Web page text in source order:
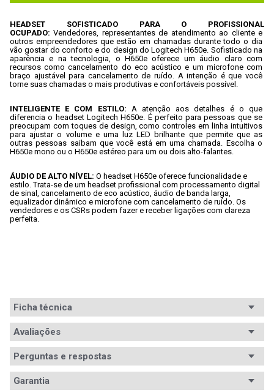
HEADSET SOFISTICADO PARA O PROFISSIONAL
OCUPADO: Vendedores, representantes de atendimento ao cliente e
outros empreendedores que estão em chamadas durante todo o dia
vão gostar do conforto e do design do Logitech H650e. Sofisticado na
aparência e na tecnologia, o H650e oferece um áudio claro com
recursos como cancelamento do eco acústico e um microfone com
braço ajustável para cancelamento de ruído. A intenção é que você
torne suas chamadas o mais produtivas e confortáveis possível.
INTELIGENTE E COM ESTILO: A atenção aos detalhes é o que
diferencia o headset Logitech H650e. É perfeito para pessoas que se
preocupam com toques de design, como controles em linha intuitivos
para ajustar o volume e uma luz LED brilhante que permite que as
outras pessoas saibam que você está em uma chamada. Escolha o
H650e mono ou o H650e estéreo para um ou dois alto-falantes.
ÁUDIO DE ALTO NÍVEL: O headset H650e oferece funcionalidade e
estilo. Trata-se de um headset profissional com processamento digital
de sinal, cancelamento de eco acústico, áudio de banda larga,
equalizador dinâmico e microfone com cancelamento de ruído. Os
vendedores e os CSRs podem fazer e receber ligações com clareza
perfeita.
Ficha técnica
Conteúdo da
embalagem
1x Bolsa para transporte
1x Guia de usuário e certificado de garantia
Logitech
Sistema de
Avaliações
Avaliações
Perguntas e respostas
Garantia